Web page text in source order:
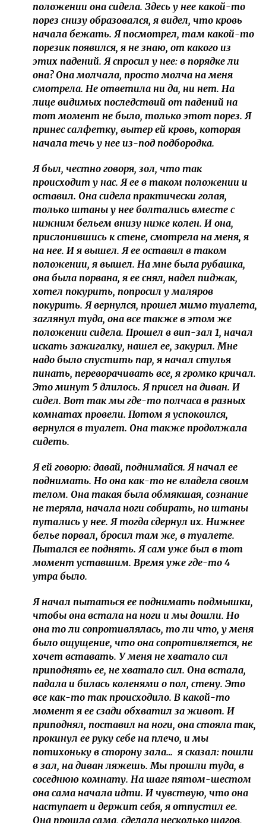
положении она сидела. Здесь у нее какой-то
порез снизу образовался, я видел, что кровь
начала бежать. Я посмотрел, там какой-то
порезик появился, я не знаю, от какого из
этих падений. Я спросил у нее: в порядке ли
она? Она молчала, просто молча на меня
смотрела. Не ответила ни да, ни нет. На
лице видимых последствий от падений на
тот момент не было, только этот порез. Я
принес салфетку, вытер ей кровь, которая
начала течь у нее из-под подбородка.
Я был, честно говоря, зол, что так
происходит у нас. Я ее в таком положении и
оставил. Она сидела практически голая,
только штаны у нее болтались вместе с
нижним бельем внизу ниже колен. И она,
прислонившись к стене, смотрела на меня, я
на нее. И я вышел. Я ее оставил в таком
положении, я вышел. На мне была рубашка,
она была порвана, я ее снял, надел пиджак,
хотел покурить, попросил у маляров
покурить. Я вернулся, прошел мимо туалета,
заглянул туда, она все также в этом же
положении сидела. Прошел в вип-зал 1, начал
искать зажигалку, нашел ее, закурил. Мне
надо было спустить пар, я начал стулья
пинать, переворачивать все, я громко кричал.
Это минут 5 длилось. Я присел на диван. И
сидел. Вот так мы где-то полчаса в разных
комнатах провели. Потом я успокоился,
вернулся в туалет. Она также продолжала
сидеть.
Я ей говорю: давай, поднимайся. Я начал ее
поднимать. Но она как-то не владела своим
телом. Она такая была обмякшая, сознание
не теряла, начала ноги собирать, но штаны
путались у нее. Я тогда сдернул их. Нижнее
белье порвал, бросил там же, в туалете.
Пытался ее поднять. Я сам уже был в тот
момент уставшим. Время уже где-то 4
утра было.
Я начал пытаться ее поднимать подмышки,
чтобы она встала на ноги и мы дошли. Но
она то ли сопротивлялась, то ли что, у меня
было ощущение, что она сопротивляется, не
хочет вставать. У меня не хватало сил
приподнять ее, не хватало сил. Она встала,
падала и билась коленями о пол, стену. Это
все как-то так происходило. В какой-то
момент я ее сзади обхватил за живот. И
приподнял, поставил на ноги, она стояла так,
прокинул ее руку себе на плечо, и мы
потихоньку в сторону зала… я сказал: пошли
в зал, на диван ляжешь. Мы прошли туда, в
соседнюю комнату. На шаге пятом-шестом
она сама начала идти. И чувствую, что она
наступает и держит себя, я отпустил ее.
Она прошла сама, сделала несколько шагов,